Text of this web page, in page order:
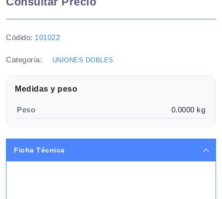
Códido: 101022
Categoría: UNIONES DOBLES
Medidas y peso
Peso 0.0000 kg
Ficha Técnica